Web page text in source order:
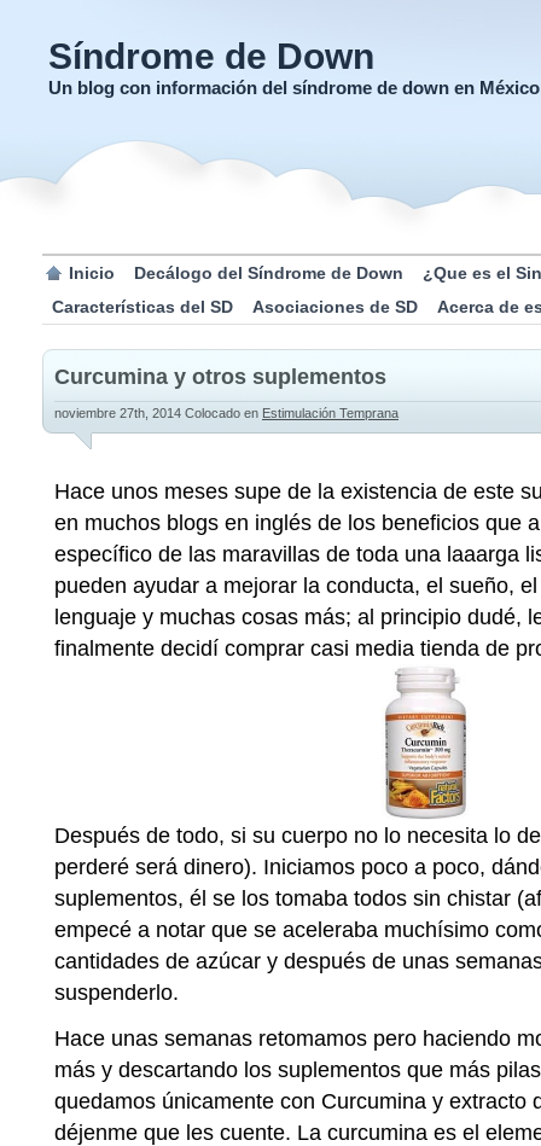
Síndrome de Down
Un blog con información del síndrome de down en México
Inicio Decálogo del Síndrome de Down
¿Que es el
Características del SD
Asociaciones de SD Acerca de
Curcumina y otros suplementos
noviembre 27th, 2014 Colocado en Estimulación Temprana
Hace unos meses supe de la existencia de este
en muchos blogs en inglés de los beneficios que
específico de las maravillas de toda una laaarga
pueden ayudar a mejorar la conducta, el sueño,
lenguaje y muchas cosas más; al principio dudé,
finalmente decidí comprar casi media tienda de
Después de todo, si su cuerpo no lo necesita lo
perderé será dinero). Iniciamos poco a poco,
suplementos, él se los tomaba todos sin chistar
empecé a notar que se aceleraba muchísimo
cantidades de azúcar y después de unas
suspenderlo.
Hace unas semanas retomamos pero haciendo
más y descartando los suplementos que más
quedamos únicamente con Curcumina y extracto
déjenme que les cuente. La curcumina es el